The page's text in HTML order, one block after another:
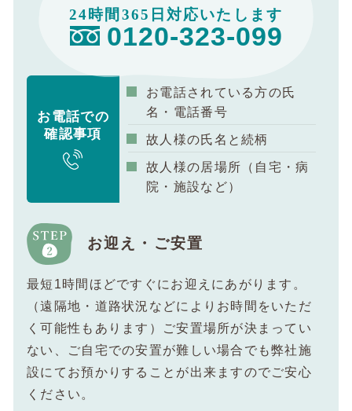
24時間365日対応いたします
0120-323-099
お電話での
確認事項
お電話されている方の氏
名・電話番号
故人様の氏名と続柄
故人様の居場所（自宅・病
院・施設など）
お迎え・ご安置
最短1時間ほどですぐにお迎えにあがります。
（遠隔地・道路状況などによりお時間をいただ
く可能性もあります）ご安置場所が決まってい
ない、ご自宅での安置が難しい場合でも弊社施
設にてお預かりすることが出来ますのでご安心
ください。